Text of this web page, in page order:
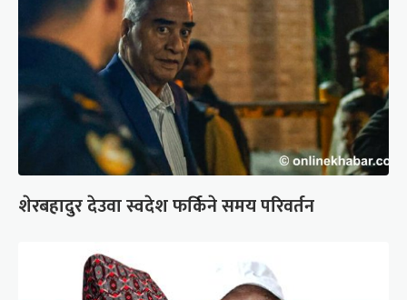
शेरबहादुर देउवा स्वदेश फर्किने समय परिवर्तन